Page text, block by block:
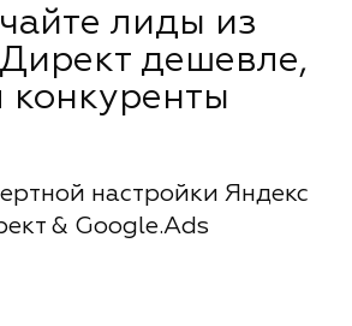
лиды из
дешевле,
конкуренты
настройки Яндекс
& Google.Ads